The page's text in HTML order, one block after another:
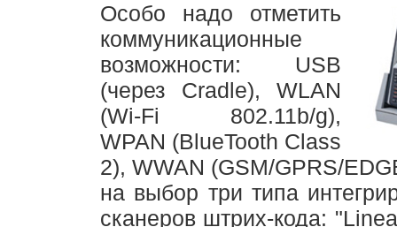
Особо надо отметить
коммуникационные
возможности: USB
(через Cradle), WLAN
(Wi-Fi 802.11b/g),
WPAN (BlueTooth Class
2), WWAN (GSM/GPRS/
на выбор три типа
сканеров штрих-кода: